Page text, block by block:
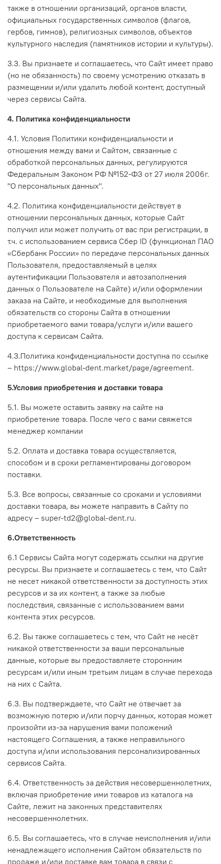
также в отношении организаций, органов власти,
официальных государственных символов (флагов,
гербов, гимнов), религиозных символов, объектов
культурного наследия (памятников истории и культуры).
3.3. Вы признаете и соглашаетесь, что Сайт имеет право
(но не обязанность) по своему усмотрению отказать в
размещении и/или удалить любой контент, доступный
через сервисы Сайта.
4. Политика конфиденциальности
4.1. Условия Политики конфиденциальности и
отношения между вами и Сайтом, связанные с
обработкой персональных данных, регулируются
Федеральным Законом РФ №152-ФЗ от 27 июля 2006г.
"О персональных данных".
4.2. Политика конфиденциальности действует в
отношении персональных данных, которые Сайт
получил или может получить от вас при регистрации, в
т.ч. с использованием сервиса Сбер ID (функционал ПАО
«Сбербанк России» по передаче персональных данных
Пользователя, предоставляемый в целях
аутентификации Пользователя и автозаполнения
данных о Пользователе на Сайте) и/или оформлении
заказа на Сайте, и необходимые для выполнения
обязательств со стороны Сайта в отношении
приобретаемого вами товара/услуги и/или вашего
доступа к сервисам Сайта.
4.3.Политика конфиденциальности доступна по ссылке
– https://www.global-dent.market/page/agreement.
5.Условия приобретения и доставки товара
5.1. Вы можете оставить заявку на сайте на
приобретение товара. После чего с вами свяжется
менеджер компании
5.2. Оплата и доставка товара осуществляется,
способом и в сроки регламентированы договором
поставки.
5.3. Все вопросы, связанные со сроками и условиями
доставки товара, вы можете направить в Сайту по
адресу – super-td2@global-dent.ru.
6.Ответственность
6.1 Сервисы Сайта могут содержать ссылки на другие
ресурсы. Вы признаете и соглашаетесь с тем, что Сайт
не несет никакой ответственности за доступность этих
ресурсов и за их контент, а также за любые
последствия, связанные с использованием вами
контента этих ресурсов.
6.2. Вы также соглашаетесь с тем, что Сайт не несёт
никакой ответственности за ваши персональные
данные, которые вы предоставляете сторонним
ресурсам и/или иным третьим лицам в случае перехода
на них с Сайта.
6.3. Вы подтверждаете, что Сайт не отвечает за
возможную потерю и/или порчу данных, которая может
произойти из-за нарушения вами положений
настоящего Соглашения, а также неправильного
доступа и/или использования персонализированных
сервисов Сайта.
6.4. Ответственность за действия несовершеннолетних,
включая приобретение ими товаров из каталога на
Сайте, лежит на законных представителях
несовершеннолетних.
6.5. Вы соглашаетесь, что в случае неисполнения и/или
ненадлежащего исполнения Сайтом обязательств по
продаже и/или доставке вам товара в связи с